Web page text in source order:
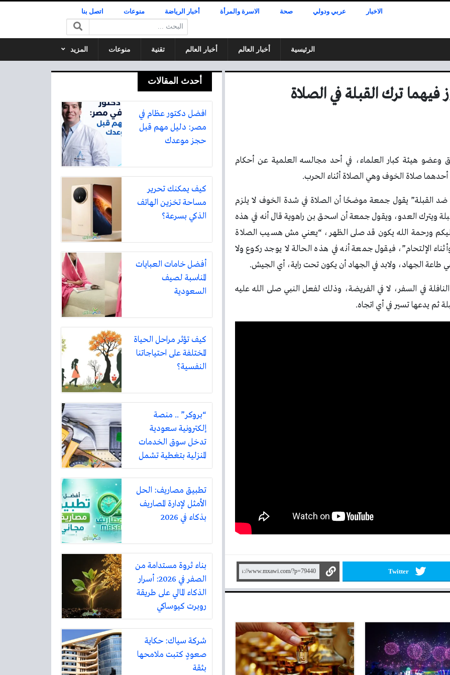
الاخبار عربي ودولي صحة الاسرة والمرأة أخبار الرياضة منوعات اتصل بنا
البحث:
الرئيسية أخبار العالم أخبار العالم تقنية منوعات المزيد
ترك القبلة في الصلاة
وعضو هيئة كبار العلماء، في أحد مجالسه العلمية عن أحكام
أحدهما صلاة الخوف وهي الصلاة أثناء الحرب.
القبلة” يقول جمعة موضحًا أن الصلاة في شدة الخوف لا يلزم
ويترك العدو، ويقول جمعة أن اسحق بن راهوية قال أنه في هذه
عليكم ورحمة الله يكون قد صلى الظهر، “يعني مش هسيب الصلاة
الإلتحام”، فيقول جمعة أنه في هذه الحالة لا يوجد ركوع ولا
الجهاد، ولابد في الجهاد أن يكون تحت راية، أي الجيش.
في السفر، لا في الفريضة، وذلك لفعل النبي صلى الله عليه
ثم يدعها تسير في أي اتجاه.
Twitter
أحدث المقالات
افضل دكتور عظام في
مصر: دليل مهم قبل
حجز موعدك
كيف يمكنك تحرير
مساحة تخزين الهاتف
الذكي بسرعة؟
أفضل خامات العبايات
المناسبة لصيف
السعودية
كيف تؤثر مراحل الحياة
المختلفة على احتياجاتنا
النفسية؟
“بروكر” .. منصة
إلكترونية سعودية
تدخل سوق الخدمات
المنزلية بتغطية تشمل
أكثر من ثلاثين مدينة
تطبيق مصاريف: الحل
الأمثل لإدارة المصاريف
بذكاء في 2026
بناء ثروة مستدامة من
الصفر في 2026: أسرار
الذكاء المالي على طريقة
روبرت كيوساكي
شركة سياك: حكاية
صعودٍ كتبت ملامحها
بثقة